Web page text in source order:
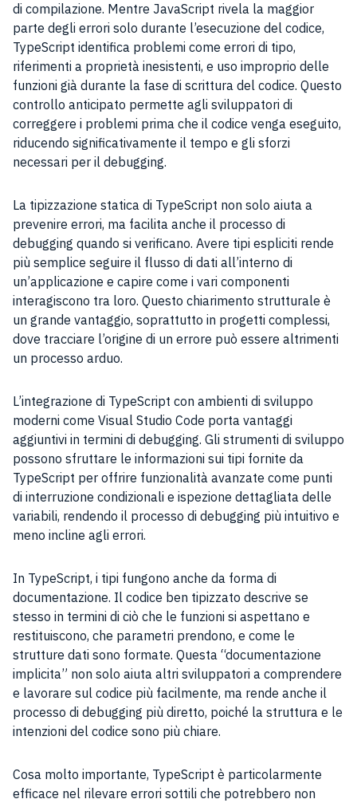
di compilazione. Mentre JavaScript rivela la maggior
parte degli errori solo durante l’esecuzione del codice,
TypeScript identifica problemi come errori di tipo,
riferimenti a proprietà inesistenti, e uso improprio delle
funzioni già durante la fase di scrittura del codice. Questo
controllo anticipato permette agli sviluppatori di
correggere i problemi prima che il codice venga eseguito,
riducendo significativamente il tempo e gli sforzi
necessari per il debugging.
La tipizzazione statica di TypeScript non solo aiuta a
prevenire errori, ma facilita anche il processo di
debugging quando si verificano. Avere tipi espliciti rende
più semplice seguire il flusso di dati all’interno di
un’applicazione e capire come i vari componenti
interagiscono tra loro. Questo chiarimento strutturale è
un grande vantaggio, soprattutto in progetti complessi,
dove tracciare l’origine di un errore può essere altrimenti
un processo arduo.
L’integrazione di TypeScript con ambienti di sviluppo
moderni come Visual Studio Code porta vantaggi
aggiuntivi in termini di debugging. Gli strumenti di sviluppo
possono sfruttare le informazioni sui tipi fornite da
TypeScript per offrire funzionalità avanzate come punti
di interruzione condizionali e ispezione dettagliata delle
variabili, rendendo il processo di debugging più intuitivo e
meno incline agli errori.
In TypeScript, i tipi fungono anche da forma di
documentazione. Il codice ben tipizzato descrive se
stesso in termini di ciò che le funzioni si aspettano e
restituiscono, che parametri prendono, e come le
strutture dati sono formate. Questa “documentazione
implicita” non solo aiuta altri sviluppatori a comprendere
e lavorare sul codice più facilmente, ma rende anche il
processo di debugging più diretto, poiché la struttura e le
intenzioni del codice sono più chiare.
Cosa molto importante, TypeScript è particolarmente
efficace nel rilevare errori sottili che potrebbero non